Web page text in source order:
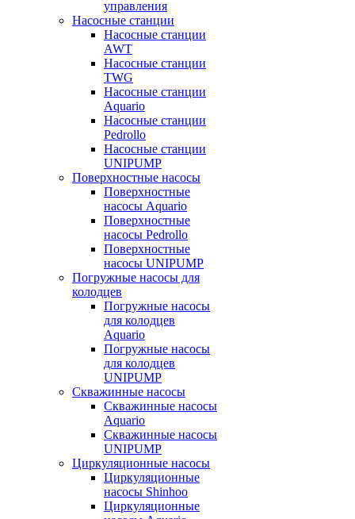
управления
Насосные станции
Насосные станции
AWT
Насосные станции
TWG
Насосные станции
Aquario
Насосные станции
Pedrollo
Насосные станции
UNIPUMP
Поверхностные насосы
Поверхностные
насосы Aquario
Поверхностные
насосы Pedrollo
Поверхностные
насосы UNIPUMP
Погружные насосы для
колодцев
Погружные насосы
для колодцев
Aquario
Погружные насосы
для колодцев
UNIPUMP
Скважинные насосы
Скважинные насосы
Aquario
Скважинные насосы
UNIPUMP
Циркуляционные насосы
Циркуляционные
насосы Shinhoo
Циркуляционные